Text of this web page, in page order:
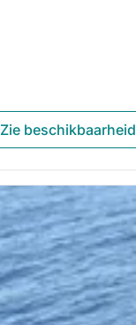
Zie beschikbaarheid